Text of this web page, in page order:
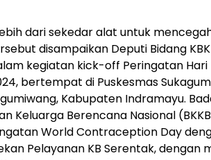
dari sekedar alat untuk
disampaikan Deputi Bidang
kegiatan kick-off Peringatan
bertempat di Puskesmas
Kabupaten Indramayu.
Keluarga Berencana Nasional
World Contraception Day
Pelayanan KB Serentak, dengan